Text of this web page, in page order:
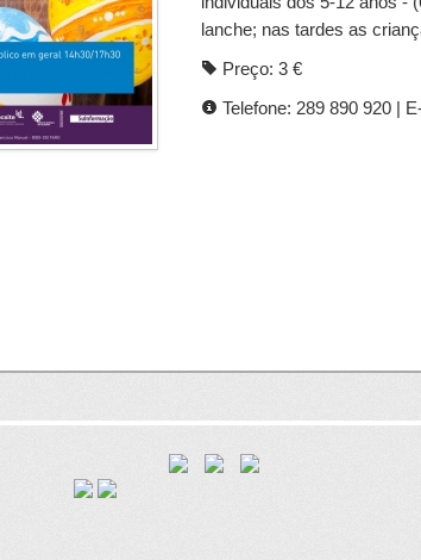
lanche; nas tardes as
Preço: 3 €
Telefone: 289 890 920 |